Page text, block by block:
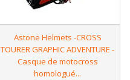
Astone Helmets -CROSS
TOURER GRAPHIC ADVENTURE -
Casque de motocross
homologué...